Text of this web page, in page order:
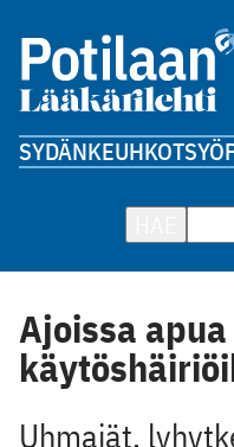
SYDÄNKEUHKOT
Ajoissa
Uhmaiät,